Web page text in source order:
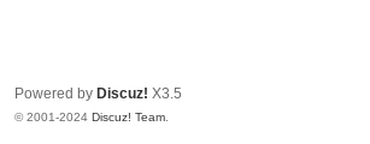
Powered by Discuz! X3.5
© 2001-2024 Discuz! Team